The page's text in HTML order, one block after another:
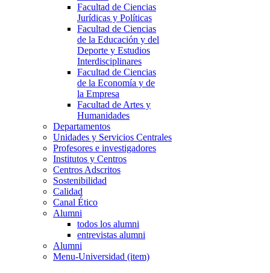
Facultad de Ciencias
Jurídicas y Políticas
Facultad de Ciencias
de la Educación y del
Deporte y Estudios
Interdisciplinares
Facultad de Ciencias
de la Economía y de
la Empresa
Facultad de Artes y
Humanidades
Departamentos
Unidades y Servicios Centrales
Profesores e investigadores
Institutos y Centros
Centros Adscritos
Sostenibilidad
Calidad
Canal Ético
Alumni
todos los alumni
entrevistas alumni
Alumni
Menu-Universidad (item)